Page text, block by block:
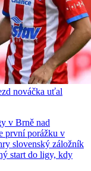
nováčka uťal
v Brně nad
první porážku v
slovenský záložník
start do ligy, kdy